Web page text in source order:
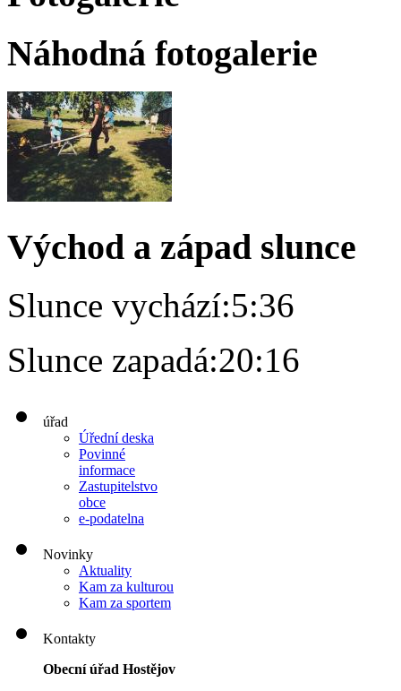
Náhodná fotogalerie
Východ a západ slunce
Slunce vychází:5:36
Slunce zapadá:20:16
úřad
Úřední deska
Povinné
informace
Zastupitelstvo
obce
e-podatelna
Novinky
Aktuality
Kam za kulturou
Kam za sportem
Kontakty
Obecní úřad Hostějov